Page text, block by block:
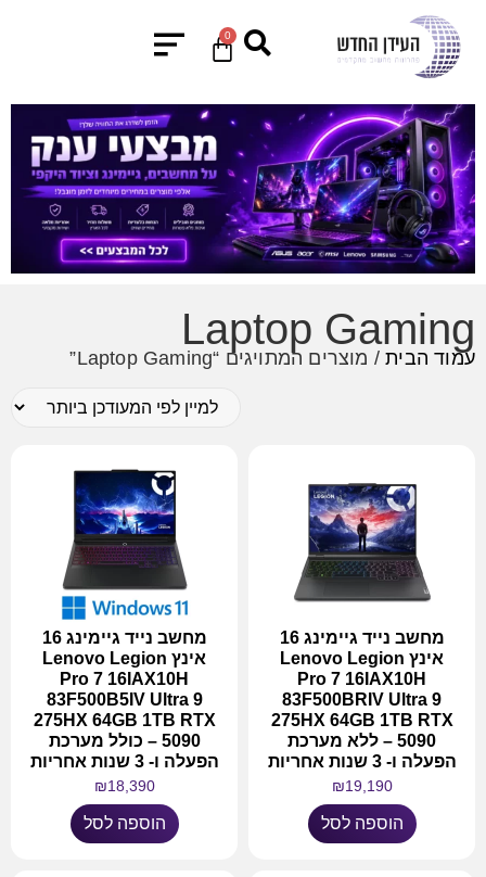
0
Laptop Gaming
עמוד הבית/ מוצרים המתויגים “Laptop Gaming”
מחשב נייד גיימינג 16
אינץ Lenovo Legion
Pro 7 16IAX10H
83F500BRIV Ultra 9
275HX 64GB 1TB RTX
5090 – ללא מערכת
הפעלה ו- 3 שנות אחריות
₪19,190
הוספה לסל
מחשב נייד גיימינג 16
אינץ Lenovo Legion
Pro 7 16IAX10H
83F500B5IV Ultra 9
275HX 64GB 1TB RTX
5090 – כולל מערכת
הפעלה ו- 3 שנות אחריות
₪18,390
הוספה לסל